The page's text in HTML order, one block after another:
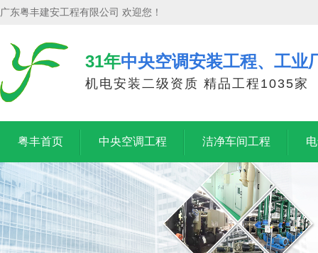
广东粤丰建安工程有限公司 欢迎您！
31年中央空调安装工程、工业
机电安装二级资质 精品工程1035家
粤丰首页 中央空调工程 洁净车间工程